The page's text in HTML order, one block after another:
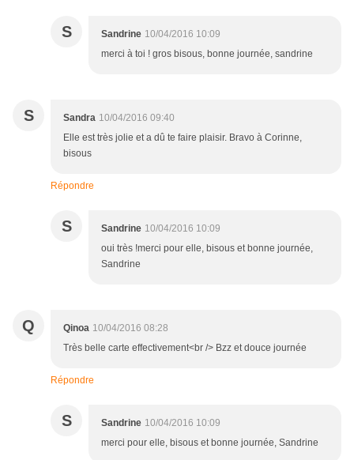
S Sandrine 10/04/2016 10:09
merci à toi ! gros bisous, bonne journée, sandrine
S Sandra 10/04/2016 09:40
Elle est très jolie et a dû te faire plaisir. Bravo à Corinne,
bisous
Répondre
S Sandrine 10/04/2016 10:09
oui très !merci pour elle, bisous et bonne journée,
Sandrine
Q Qinoa 10/04/2016 08:28
Très belle carte effectivement<br /> Bzz et douce journée
Répondre
S Sandrine 10/04/2016 10:09
merci pour elle, bisous et bonne journée, Sandrine